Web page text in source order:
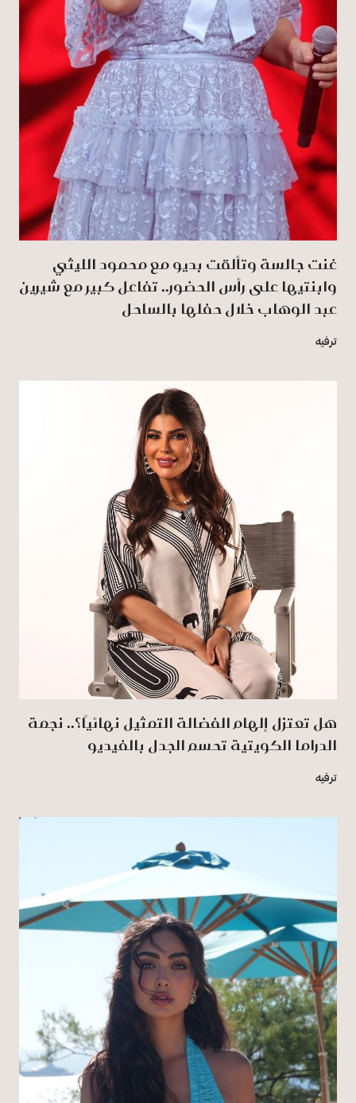
غنت جالسة وتألقت بديو مع محمود الليثي
وابنتيها على رأس الحضور.. تفاعل كبير مع شيرين
عبد الوهاب خلال حفلها بالساحل
ترفيه
هل تعتزل إلهام الفضالة التمثيل نهائيًا؟.. نجمة
الدراما الكويتية تحسم الجدل بالفيديو
ترفيه